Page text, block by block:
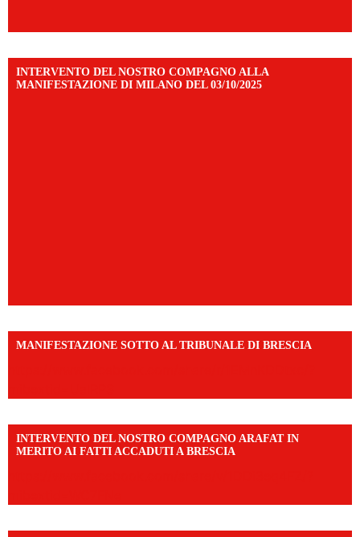
INTERVENTO DEL NOSTRO COMPAGNO ALLA
MANIFESTAZIONE DI MILANO DEL 03/10/2025
MANIFESTAZIONE SOTTO AL TRIBUNALE DI BRESCIA
INTERVENTO DEL NOSTRO COMPAGNO ARAFAT IN
MERITO AI FATTI ACCADUTI A BRESCIA